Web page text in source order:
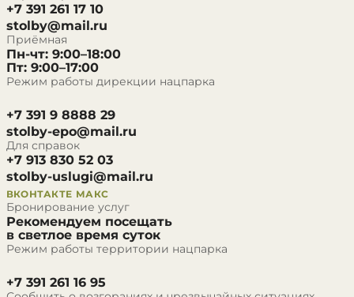
+7 391 261 17 10
stolby@mail.ru
Приёмная
Пн-чт: 9:00–18:00
Пт: 9:00–17:00
Режим работы дирекции нацпарка
+7 391 9 8888 29
stolby-epo@mail.ru
Для справок
+7 913 830 52 03
stolby-uslugi@mail.ru
ВКОНТАКТЕ МАКС
Бронирование услуг
Рекомендуем посещать
в светлое время суток
Режим работы территории нацпарка
+7 391 261 16 95